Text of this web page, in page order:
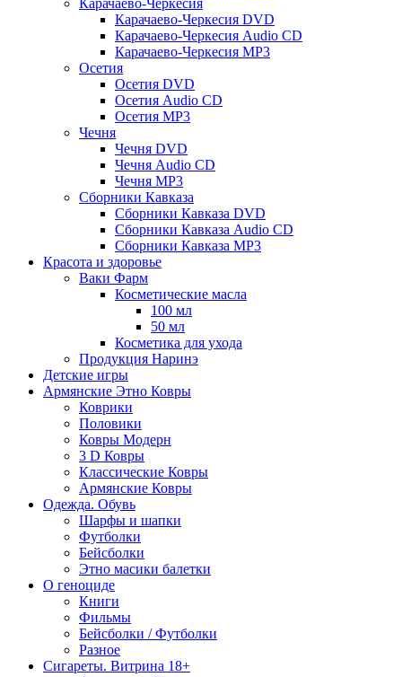
Карачаево-Черкесия
Карачаево-Черкесия DVD
Карачаево-Черкесия Audio CD
Карачаево-Черкесия MP3
Осетия
Осетия DVD
Осетия Audio CD
Осетия MP3
Чечня
Чечня DVD
Чечня Audio CD
Чечня MP3
Сборники Кавказа
Сборники Кавказа DVD
Сборники Кавказа Audio CD
Сборники Кавказа MP3
Красота и здоровье
Ваки Фарм
Косметические масла
100 мл
50 мл
Косметика для ухода
Продукция Наринэ
Детские игры
Армянские Этно Ковры
Коврики
Половики
Ковры Модерн
3 D Ковры
Классические Ковры
Армянские Ковры
Одежда. Обувь
Шарфы и шапки
Футболки
Бейсболки
Этно масики балетки
О геноциде
Книги
Фильмы
Бейсболки / Футболки
Разное
Сигареты. Витрина 18+